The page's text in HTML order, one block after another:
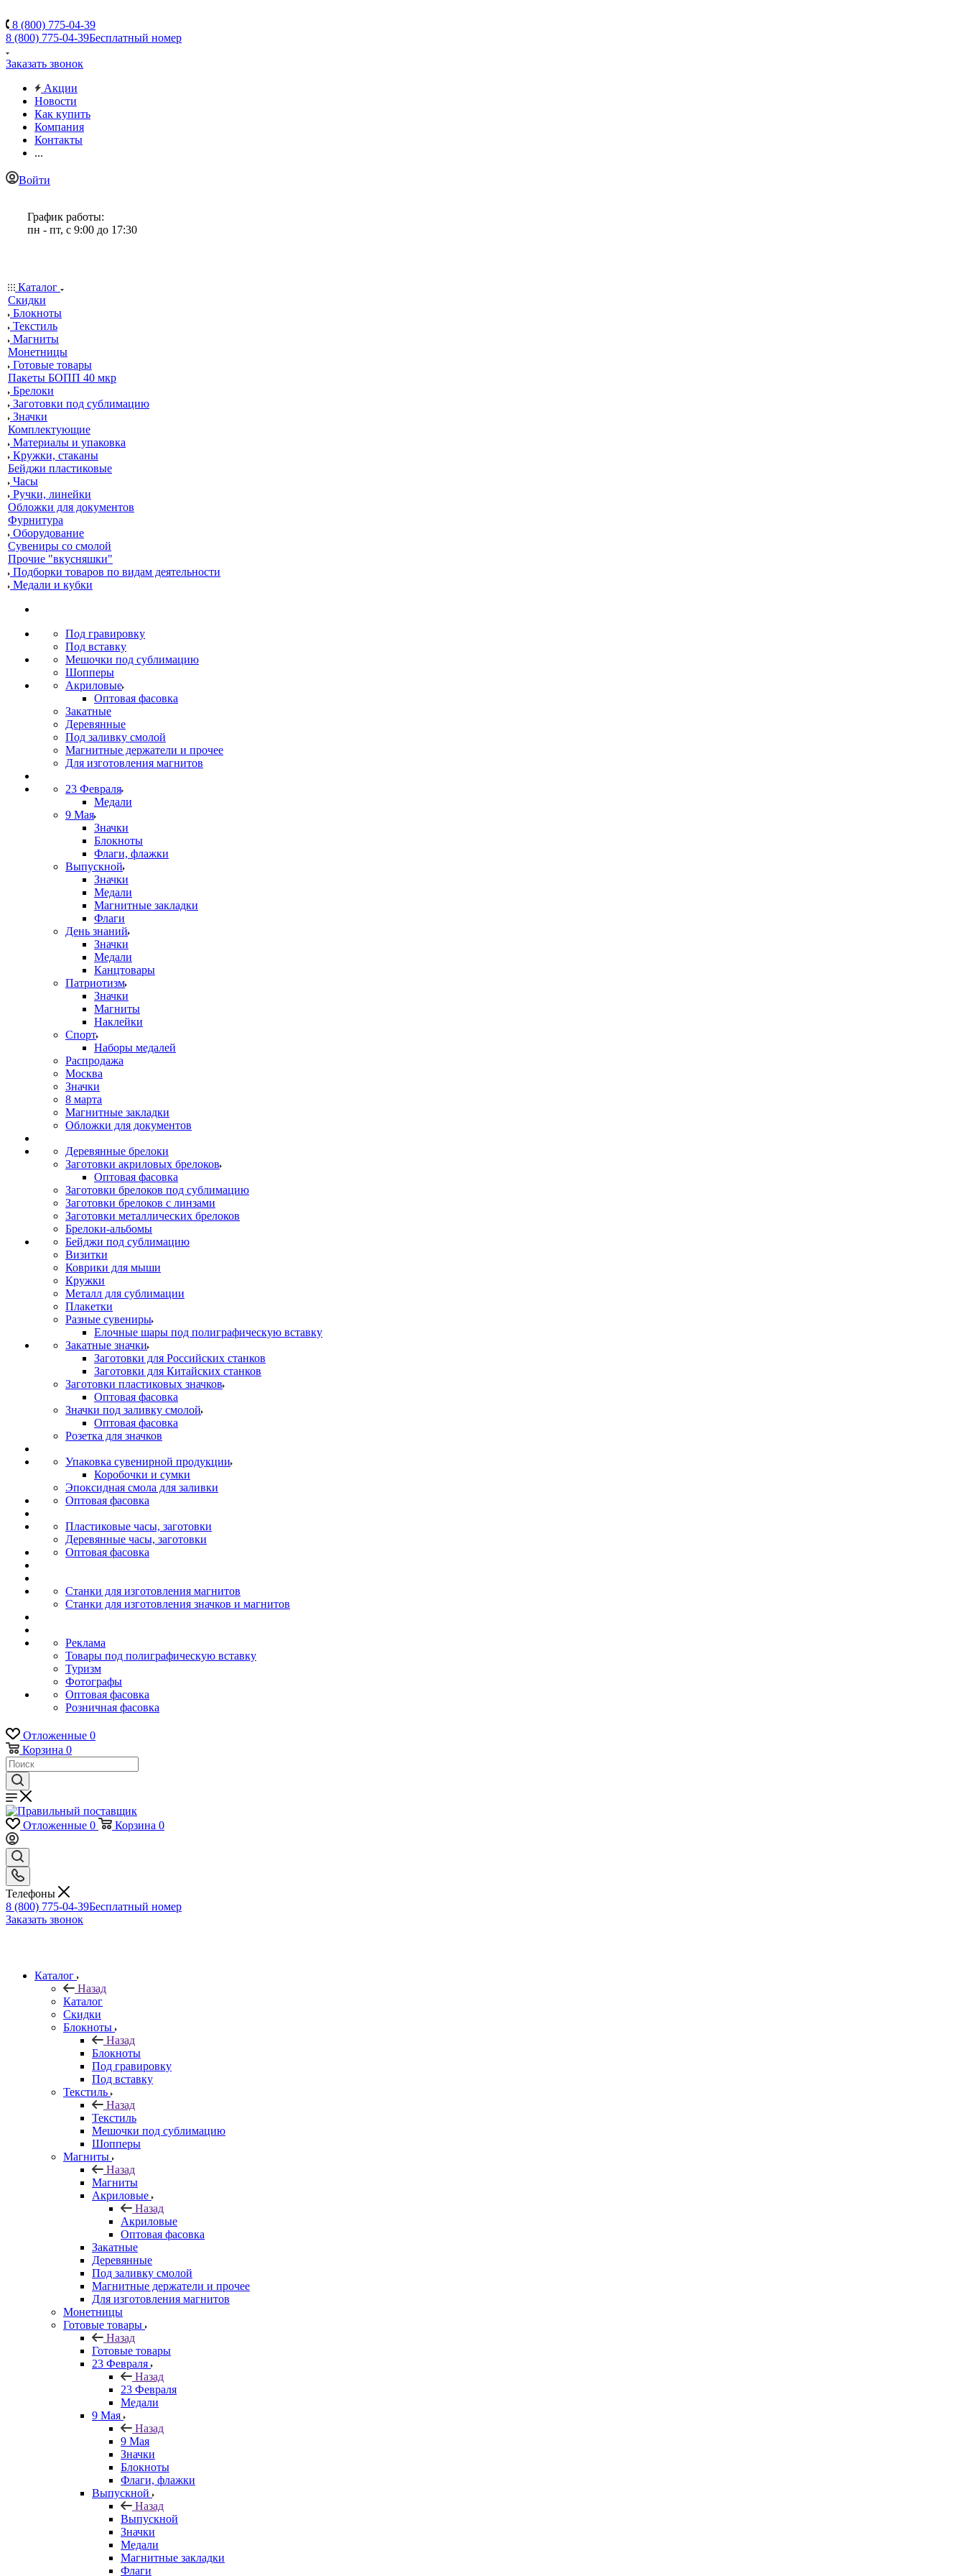
8 (800) 775-04-39
8 (800) 775-04-39Бесплатный номер
Заказать звонок
Акции
Новости
Как купить
Компания
Контакты
...
Войти
График работы:
пн - пт, с 9:00 до 17:30
Каталог
Скидки
Блокноты
Текстиль
Магниты
Монетницы
Готовые товары
Пакеты БОПП 40 мкр
Брелоки
Заготовки под сублимацию
Значки
Комплектующие
Материалы и упаковка
Кружки, стаканы
Бейджи пластиковые
Часы
Ручки, линейки
Обложки для документов
Фурнитура
Оборудование
Сувениры со смолой
Прочие "вкусняшки"
Подборки товаров по видам деятельности
Медали и кубки
Под гравировку
Под вставку
Мешочки под сублимацию
Шопперы
Акриловые
Оптовая фасовка
Закатные
Деревянные
Под заливку смолой
Магнитные держатели и прочее
Для изготовления магнитов
23 Февраля
Медали
9 Мая
Значки
Блокноты
Флаги, флажки
Выпускной
Значки
Медали
Магнитные закладки
Флаги
День знаний
Значки
Медали
Канцтовары
Патриотизм
Значки
Магниты
Наклейки
Спорт
Наборы медалей
Распродажа
Москва
Значки
8 марта
Магнитные закладки
Обложки для документов
Деревянные брелоки
Заготовки акриловых брелоков
Оптовая фасовка
Заготовки брелоков под сублимацию
Заготовки брелоков с линзами
Заготовки металлических брелоков
Брелоки-альбомы
Бейджи под сублимацию
Визитки
Коврики для мыши
Кружки
Металл для сублимации
Плакетки
Разные сувениры
Елочные шары под полиграфическую вставку
Закатные значки
Заготовки для Российских станков
Заготовки для Китайских станков
Заготовки пластиковых значков
Оптовая фасовка
Значки под заливку смолой
Оптовая фасовка
Розетка для значков
Упаковка сувенирной продукции
Коробочки и сумки
Эпоксидная смола для заливки
Оптовая фасовка
Пластиковые часы, заготовки
Деревянные часы, заготовки
Оптовая фасовка
Станки для изготовления магнитов
Станки для изготовления значков и магнитов
Реклама
Товары под полиграфическую вставку
Туризм
Фотографы
Оптовая фасовка
Розничная фасовка
Отложенные 0
Корзина 0
Отложенные 0 Корзина 0
Телефоны
8 (800) 775-04-39Бесплатный номер
Заказать звонок
Каталог
Назад
Каталог
Скидки
Блокноты
Назад
Блокноты
Под гравировку
Под вставку
Текстиль
Назад
Текстиль
Мешочки под сублимацию
Шопперы
Магниты
Назад
Магниты
Акриловые
Назад
Акриловые
Оптовая фасовка
Закатные
Деревянные
Под заливку смолой
Магнитные держатели и прочее
Для изготовления магнитов
Монетницы
Готовые товары
Назад
Готовые товары
23 Февраля
Назад
23 Февраля
Медали
9 Мая
Назад
9 Мая
Значки
Блокноты
Флаги, флажки
Выпускной
Назад
Выпускной
Значки
Медали
Магнитные закладки
Флаги